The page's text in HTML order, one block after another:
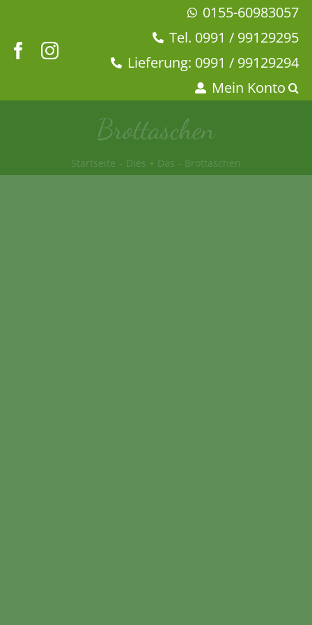
springen
0155-60983057
Tel. 0991 / 99129295
Lieferung: 0991 / 99129294
Mein Konto
Brottaschen
Startseite Dies + Das Brottaschen